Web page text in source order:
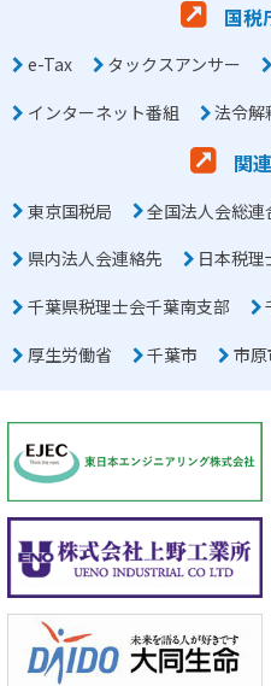
国税
e-Tax タックスアンサー
インターネット番組
法令解
関
東京国税局 全国法人会総連
県内法人会連絡先
日本税理
千葉県税理士会千葉南支部
厚生労働省
千葉市 市原